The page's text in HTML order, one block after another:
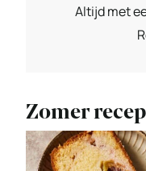
Altijd met
Zomer